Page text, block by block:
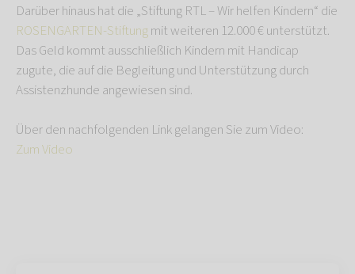
Darüber hinaus hat die „Stiftung RTL – Wir helfen Kindern“ die
ROSENGARTEN-Stiftungmit weiteren 12.000 € unterstützt.
Das Geld kommt ausschließlich Kindern mit Handicap
zugute, die auf die Begleitung und Unterstützung durch
Assistenzhunde angewiesen sind.
Über den nachfolgenden Link gelangen Sie zum Video:
Zum Video